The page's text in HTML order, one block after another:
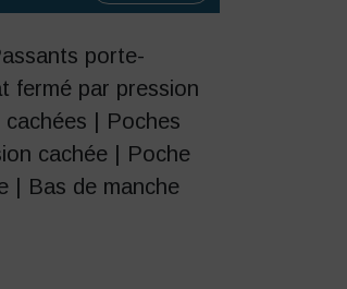
porte-
fermé par pression
| Poches
cachée | Poche
| Bas de manche